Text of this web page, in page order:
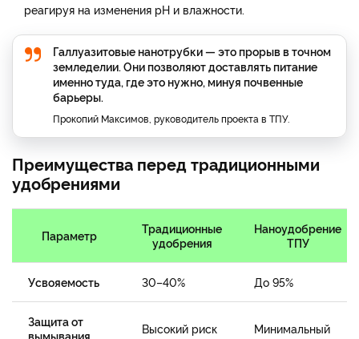
реагируя на изменения pH и влажности.
Галлуазитовые нанотрубки — это прорыв в точном
земледелии. Они позволяют доставлять питание
именно туда, где это нужно, минуя почвенные
барьеры.
Прокопий Максимов, руководитель проекта в ТПУ.
Преимущества перед традиционными
удобрениями
Параметр
Традиционные
удобрения
Наноудобрение
ТПУ
Усвояемость 30–40% До 95%
Защита от
вымывания
Высокий риск Минимальный